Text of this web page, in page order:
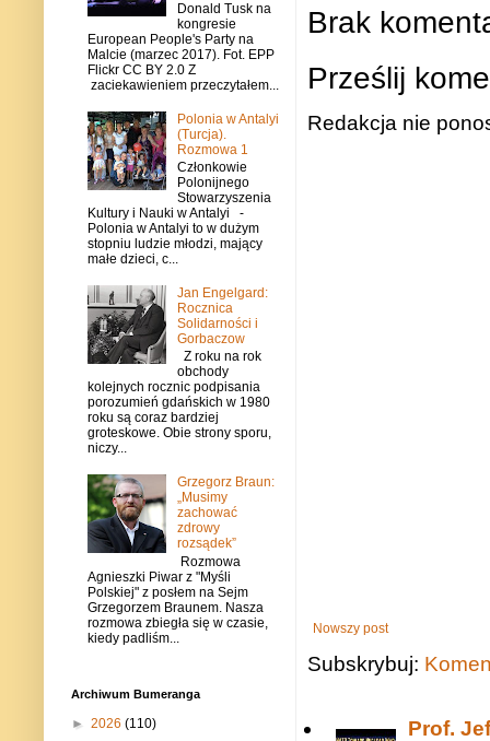
Brak
Prześlij
Redakcja nie
Nowszy post
Subskrybuj:
Prof.
Donald Tusk na
kongresie
European People's Party na
Malcie (marzec 2017). Fot. EPP
Flickr CC BY 2.0 Z
zaciekawieniem przeczytałem...
Polonia w Antalyi
(Turcja).
Rozmowa 1
Członkowie
Polonijnego
Stowarzyszenia
Kultury i Nauki w Antalyi -
Polonia w Antalyi to w dużym
stopniu ludzie młodzi, mający
małe dzieci, c...
Jan Engelgard:
Rocznica
Solidarności i
Gorbaczow
Z roku na rok
obchody
kolejnych rocznic podpisania
porozumień gdańskich w 1980
roku są coraz bardziej
groteskowe. Obie strony sporu,
niczy...
Grzegorz Braun:
„Musimy
zachować
zdrowy
rozsądek”
Rozmowa
Agnieszki Piwar z "Myśli
Polskiej" z posłem na Sejm
Grzegorzem Braunem. Nasza
rozmowa zbiegła się w czasie,
kiedy padliśm...
Archiwum Bumeranga
► 2026 (110)